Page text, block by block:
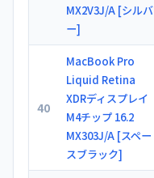
MX2V3J/A [シルバ
ー]
40
MacBook Pro
Liquid Retina
XDRディスプレイ
M4チップ 16.2
MX303J/A [スペー
スブラック]